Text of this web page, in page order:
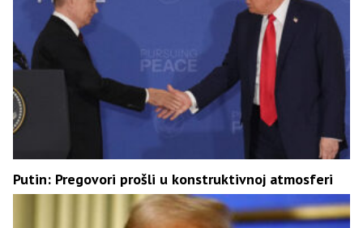
Putin: Pregovori prošli u konstruktivnoj atmosferi